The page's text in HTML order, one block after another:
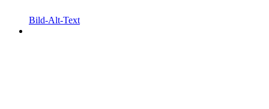
Bild-Alt-Text